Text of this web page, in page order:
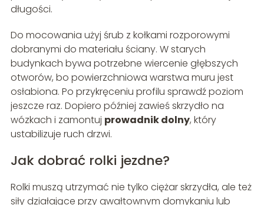
długości.
Do mocowania użyj śrub z kołkami rozporowymi
dobranymi do materiału ściany. W starych
budynkach bywa potrzebne wiercenie głębszych
otworów, bo powierzchniowa warstwa muru jest
osłabiona. Po przykręceniu profilu sprawdź poziom
jeszcze raz. Dopiero później zawieś skrzydło na
wózkach i zamontuj prowadnik dolny, który
ustabilizuje ruch drzwi.
Jak dobrać rolki jezdne?
Rolki muszą utrzymać nie tylko ciężar skrzydła, ale też
siły działające przy gwałtownym domykaniu lub